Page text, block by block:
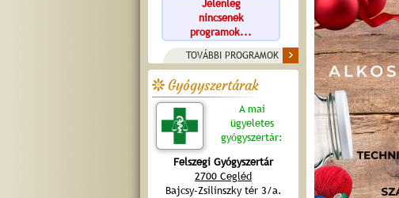
Jelenleg
nincsenek
programok...
TOVÁBBI PROGRAMOK
Gyógyszertárak
A mai
ügyeletes
gyógyszertár:
Felszegi Gyógyszertár
2700 Cegléd
Bajcsy-Zsilinszky tér 3/a.